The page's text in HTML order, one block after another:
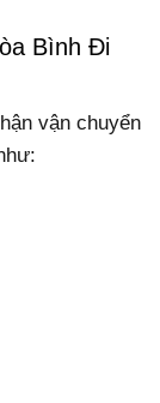
Bình Đi
vận chuyển